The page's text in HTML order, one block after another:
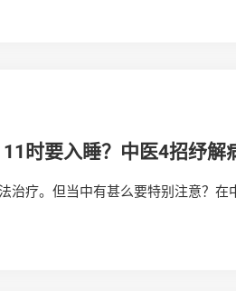
时要入睡？中医4招纾解
治疗。但当中有甚么要特别注意？在